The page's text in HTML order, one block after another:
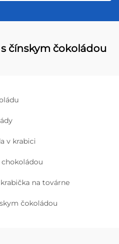
čínskym čokoládou
v krabici
na továrne
čokoládou